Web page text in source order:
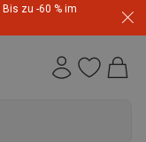
zu -60 % im